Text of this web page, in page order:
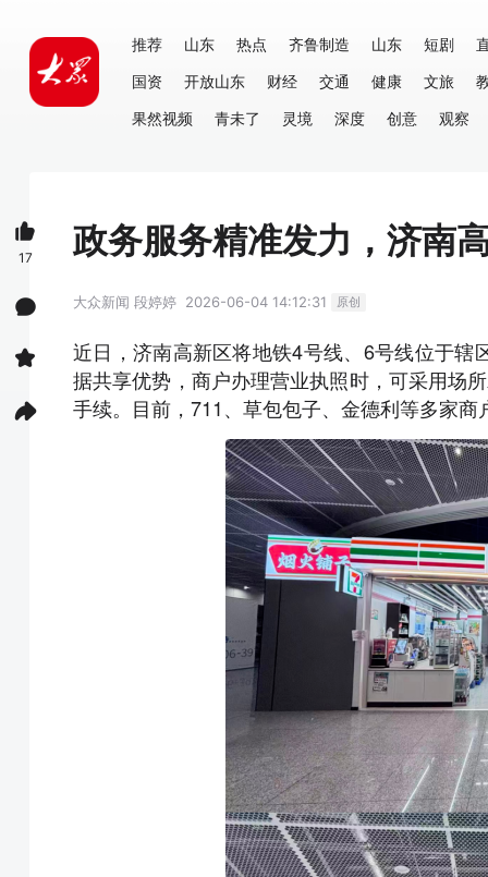
推荐 山东 热点 齐鲁制造 山东 短剧
国资
开放山东 财经 交通 健康 文旅
果然视频
青未了 灵境 深度 创意 观察
政务服务精准发力，济南
大众新闻 段婷婷 2026-06-04 14:12:31 原创
近日，济南高新区将地铁4号线、6号线位于
据共享优势，商户办理营业执照时，可采用场
手续。目前，711、草包包子、金德利等多家
17